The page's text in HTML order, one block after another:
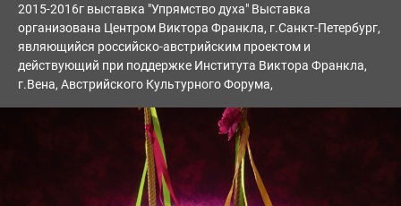
2015-2016г выставка "Упрямство духа" Выставка
организована Центром Виктора Франкла, г.Санкт-Петербург,
являющийся российско-австрийским проектом и
действующий при поддержке Института Виктора Франкла,
г.Вена, Австрийского Культурного Форума,